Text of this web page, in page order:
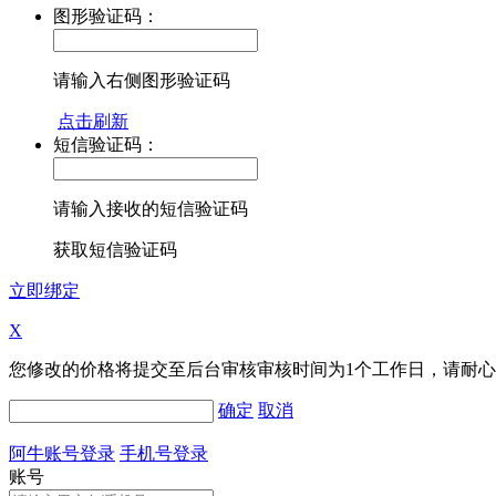
图形验证码：
请输入右侧图形验证码
点击刷新
短信验证码：
请输入接收的短信验证码
获取短信验证码
立即绑定
X
您修改的价格将提交至后台审核审核时间为1个工作日，请耐
确定 取消
阿牛账号登录 手机号登录
账号